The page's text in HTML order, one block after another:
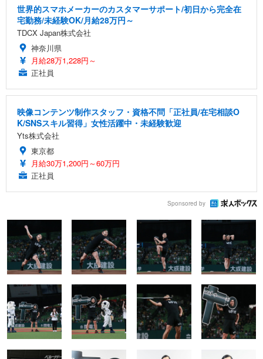
世界的スマホメーカーのカスタマーサポート/初日から完全在
宅勤務/未経験OK/月給28万円～
TDCX Japan株式会社
神奈川県
月給28万1,228円～
正社員
映像コンテンツ制作スタッフ・資格不問「正社員/在宅相談O
K/SNSスキル習得」女性活躍中・未経験歓迎
Yts株式会社
東京都
月給30万1,200円～60万円
正社員
Sponsored by